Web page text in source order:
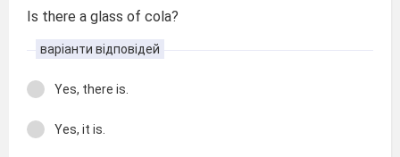
Is there a glass of cola?
варіанти відповідей
Yes, there is.
Yes, it is.